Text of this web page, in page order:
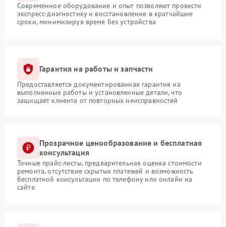
Современное оборудование и опыт позволяют провести
экспресс-диагностику и восстановление в кратчайшие
сроки, минимизируя время без устройства
Гарантия на работы и запчасти
Предоставляется документированная гарантия на
выполненные работы и установленные детали, что
защищает клиента от повторных неисправностей
Прозрачное ценообразование и бесплатная
консультация
Точные прайс-листы, предварительная оценка стоимости
ремонта, отсутствие скрытых платежей и возможность
бесплатной консультации по телефону или онлайн на
сайте